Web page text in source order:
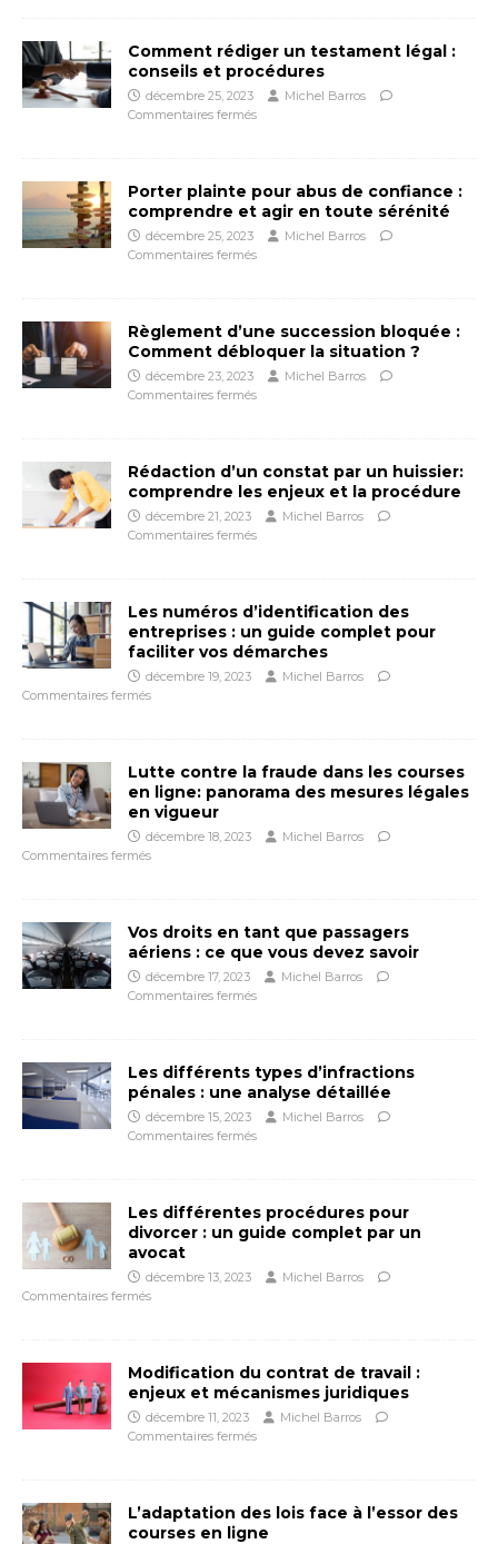
Comment rédiger un testament légal :
conseils et procédures
décembre 25, 2023
Michel Barros
Commentaires fermés
Porter plainte pour abus de confiance :
comprendre et agir en toute sérénité
décembre 25, 2023
Michel Barros
Commentaires fermés
Règlement d’une succession bloquée :
Comment débloquer la situation ?
décembre 23, 2023
Michel Barros
Commentaires fermés
Rédaction d’un constat par un huissier:
comprendre les enjeux et la procédure
décembre 21, 2023
Michel Barros
Commentaires fermés
Les numéros d’identification des
entreprises : un guide complet pour
faciliter vos démarches
décembre 19, 2023
Michel Barros
Commentaires fermés
Lutte contre la fraude dans les courses
en ligne: panorama des mesures légales
en vigueur
décembre 18, 2023
Michel Barros
Commentaires fermés
Vos droits en tant que passagers
aériens : ce que vous devez savoir
décembre 17, 2023
Michel Barros
Commentaires fermés
Les différents types d’infractions
pénales : une analyse détaillée
décembre 15, 2023
Michel Barros
Commentaires fermés
Les différentes procédures pour
divorcer : un guide complet par un
avocat
décembre 13, 2023
Michel Barros
Commentaires fermés
Modification du contrat de travail :
enjeux et mécanismes juridiques
décembre 11, 2023
Michel Barros
Commentaires fermés
L’adaptation des lois face à l’essor des
courses en ligne